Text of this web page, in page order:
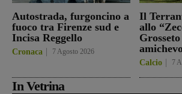
Autostrada, furgoncino a
fuoco tra Firenze sud e
Incisa Reggello
Cronaca 7 Agosto 2026
Il
allo
Calcio 7
In Vetrina